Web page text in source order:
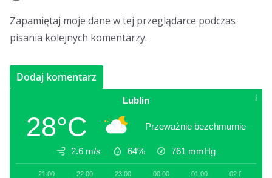
Zapamiętaj moje dane w tej przeglądarce podczas
pisania kolejnych komentarzy.
Lublin
28°C Przeważnie bezchmurnie
2.6 m/s 64% 761 mmHg
21:00 22:00 23:00 00:00 01:00 02:00